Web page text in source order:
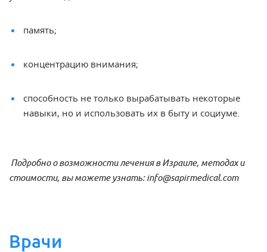
память;
концентрацию внимания;
способность не только вырабатывать некоторые
навыки, но и использовать их в быту и социуме.
Подробно о возможности лечения в Израиле, методах и
стоимости, вы можете узнать: info@sapirmedical.com
Врачи